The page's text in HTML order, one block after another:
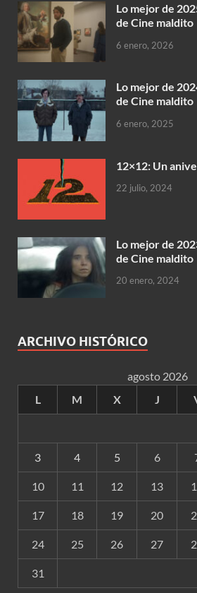
Lo mejor de
de Cine maldito
6 enero, 2026
Lo mejor de
de Cine maldito
6 enero, 2025
12×12: Un
22 julio, 2024
Lo mejor de
de Cine maldito
20 enero, 2024
ARCHIVO HISTÓRICO
agosto 2026
L
M X J
3 4 5 6
10 11 12 13
17 18 19 20
24 25 26 27
31